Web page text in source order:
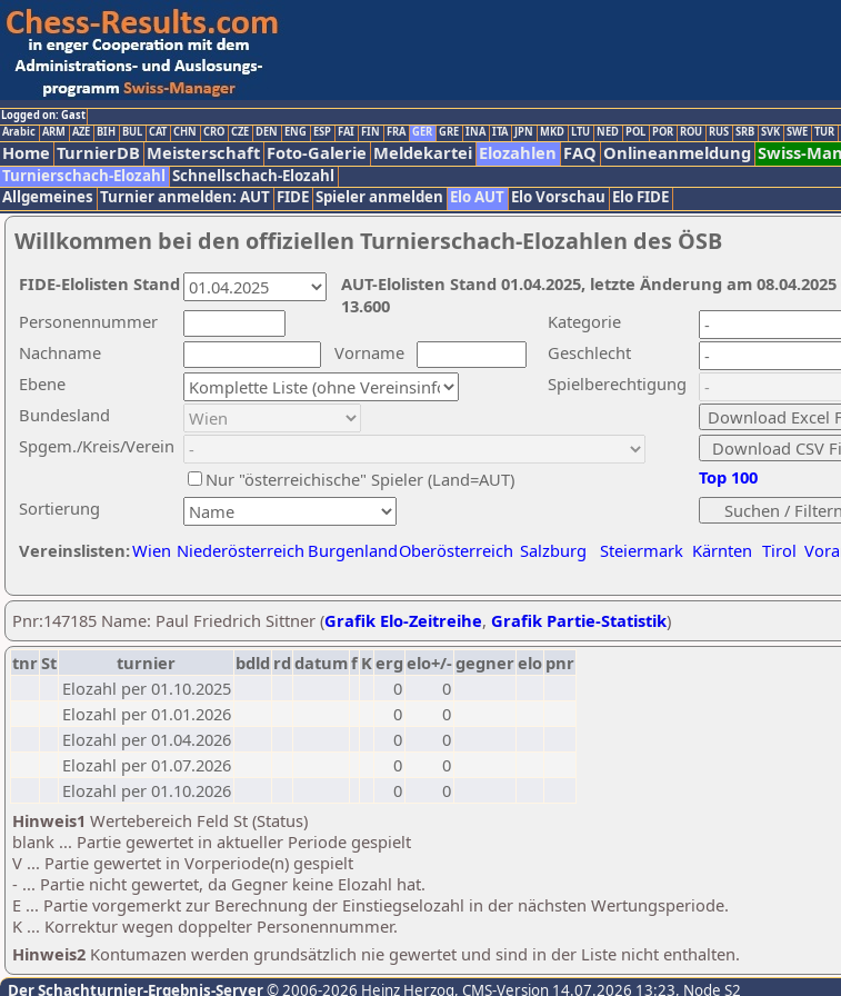
Logged on: Gast
Arabic ARM AZE BIH BUL CAT CHN CRO CZE DEN ENG ESP FAI FIN FRA GER GRE INA ITA JPN MKD LTU NED POL POR ROU RUS SRB SVK SWE TUR
Home TurnierDB Meisterschaft Foto-Galerie Meldekartei Elozahlen FAQ Onlineanmeldung Swiss-
Turnierschach-Elozahl Schnellschach-Elozahl
Allgemeines Turnier anmelden: AUT FIDE Spieler anmelden Elo AUT Elo Vorschau Elo FIDE
Willkommen bei den offiziellen Turnierschach-Elozahlen des ÖSB
Nachname
Vorname
Ebene
Kategorie
Sortierung
Personennummer
Bundesland
Spgem./Kreis/Verein
Geschlecht
Nur "österreichische" Spieler (Land=AUT)
Spielberechtigung
Vereinslisten:Wien Niederösterreich BurgenlandOberösterreich Salzburg Steiermark Kärnten Tirol
Top 100
AUT-Elolisten Stand 01.04.2025, letzte Änderung am
13.600
FIDE-Elolisten Stand
Pnr:147185 Name: Paul Friedrich Sittner (Grafik Elo-Zeitreihe, Grafik Partie-Statistik)
tnrSt turnier bdld rd datumf Kerg elo+/-gegnerelo pnr
Elozahl per 01.10.2025
0
0
Elozahl per 01.01.2026
0
0
Elozahl per 01.04.2026
0
0
Elozahl per 01.07.2026
0
0
Elozahl per 01.10.2026
0
0
Hinweis1 Wertebereich Feld St (Status)
blank ... Partie gewertet in aktueller Periode gespielt
V ... Partie gewertet in Vorperiode(n) gespielt
- ... Partie nicht gewertet, da Gegner keine Elozahl hat.
E ... Partie vorgemerkt zur Berechnung der Einstiegselozahl in der nächsten Wertungsperiode.
K ... Korrektur wegen doppelter Personennummer.
Hinweis2 Kontumazen werden grundsätzlich nie gewertet und sind in der Liste nicht enthalten.
Der Schachturnier-Ergebnis-Server© 2006-2026 Heinz Herzog, CMS-Version 14.07.2026 13:23, Node S2